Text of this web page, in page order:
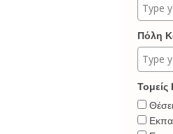
Πόλη
Τομείς